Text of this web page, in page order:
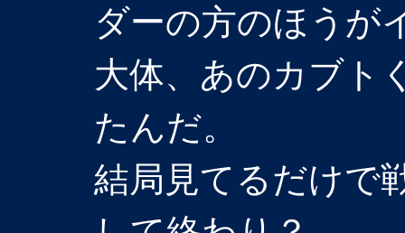
ダーの方のほうが
大体、あのカブト
たんだ。
結局見てるだけで